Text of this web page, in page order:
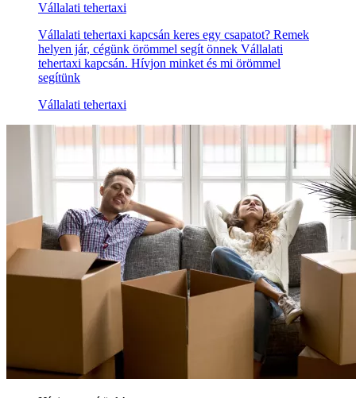
Vállalati tehertaxi
Vállalati tehertaxi kapcsán keres egy csapatot? Remek
helyen jár, cégünk örömmel segít önnek Vállalati
tehertaxi kapcsán. Hívjon minket és mi örömmel
segítünk
Vállalati tehertaxi